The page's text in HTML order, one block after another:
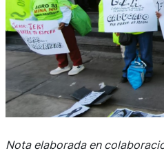
Nota elaborada en